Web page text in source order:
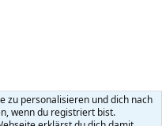
zu personalisieren und dich nach
wenn du registriert bist.